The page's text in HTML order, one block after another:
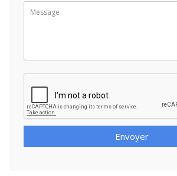
Envoyer